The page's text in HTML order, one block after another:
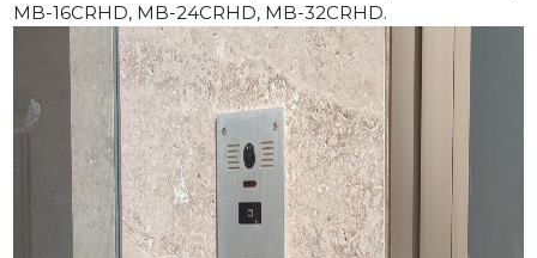
MB-16CRHD, MB-24CRHD, MB-32CRHD.